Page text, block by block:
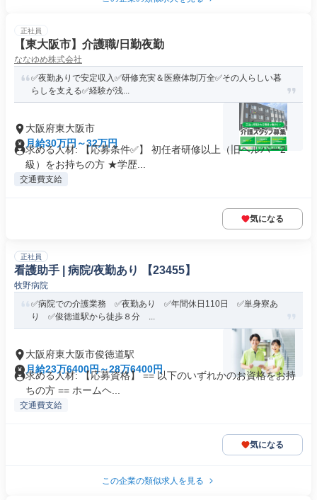
正社員
【東大阪市】介護職/日勤夜勤
ななゆめ株式会社
✅️夜勤ありで安定収入✅️研修充実＆医療体制万全✅️その人らしい暮
らしを支える✅️経験が浅...
大阪府東大阪市
月給30万円～32万円
求める人材: 【応募条件✅】 初任者研修以上（旧ヘルパー2
級）をお持ちの方 ★学歴...
交通費支給
気になる
正社員
看護助手 | 病院/夜勤あり 【23455】
牧野病院
✅病院での介護業務 ✅夜勤あり ✅年間休日110日 ✅単身寮あ
り ✅俊徳道駅から徒歩８分 ...
大阪府東大阪市俊徳道駅
月給23万6400円～28万6400円
求める人材: 【応募資格】 == 以下のいずれかのお資格をお持
ちの方 == ホームヘ...
交通費支給
気になる
この企業の類似求人を見る